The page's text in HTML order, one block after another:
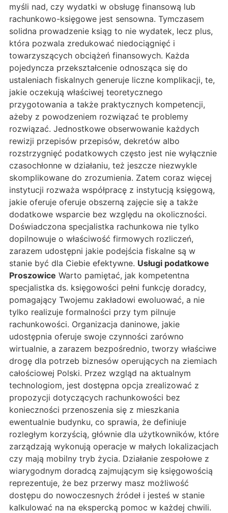
myśli nad, czy wydatki w obsługę finansową lub
rachunkowo-księgowe jest sensowna. Tymczasem
solidna prowadzenie ksiąg to nie wydatek, lecz plus,
która pozwala zredukować niedociągnięć i
towarzyszących obciążeń finansowych. Każda
pojedyncza przekształcenie odnosząca się do
ustaleniach fiskalnych generuje liczne komplikacji, te,
jakie oczekują właściwej teoretycznego
przygotowania a także praktycznych kompetencji,
ażeby z powodzeniem rozwiązać te problemy
rozwiązać. Jednostkowe obserwowanie każdych
rewizji przepisów przepisów, dekretów albo
rozstrzygnięć podatkowych często jest nie wyłącznie
czasochłonne w działaniu, też jeszcze niezwykle
skomplikowane do zrozumienia. Zatem coraz więcej
instytucji rozważa współpracę z instytucją księgową,
jakie oferuje oferuje obszerną zajęcie się a także
dodatkowe wsparcie bez względu na okoliczności.
Doświadczona specjalistka rachunkowa nie tylko
dopilnowuje o właściwość firmowych rozliczeń,
zarazem udostępni jakie podejścia fiskalne są w
stanie być dla Ciebie efektywne. Usługi podatkowe
Proszowice Warto pamiętać, jak kompetentna
specjalistka ds. księgowości pełni funkcję doradcy,
pomagający Twojemu zakładowi ewoluować, a nie
tylko realizuje formalności przy tym pilnuje
rachunkowości. Organizacja daninowe, jakie
udostępnia oferuje swoje czynności zarówno
wirtualnie, a zarazem bezpośrednio, tworzy właściwe
drogę dla potrzeb biznesów operujących na ziemiach
całościowej Polski. Przez wzgląd na aktualnym
technologiom, jest dostępna opcja zrealizować z
propozycji dotyczących rachunkowości bez
konieczności przenoszenia się z mieszkania
ewentualnie budynku, co sprawia, że definiuje
rozległym korzyścią, głównie dla użytkowników, które
zarządzają wykonują operacje w małych lokalizacjach
czy mają mobilny tryb życia. Działanie zespołowe z
wiarygodnym doradcą zajmującym się księgowością
reprezentuje, że bez przerwy masz możliwość
dostępu do nowoczesnych źródeł i jesteś w stanie
kalkulować na na ekspercką pomoc w każdej chwili.